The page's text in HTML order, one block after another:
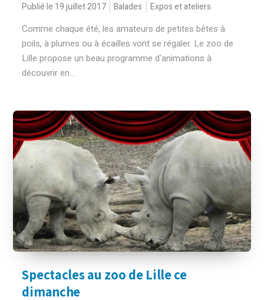
Publié le 19 juillet 2017 Balades Expos et ateliers
Comme chaque été, les amateurs de petites bêtes à
poils, à plumes ou à écailles vont se régaler. Le zoo de
Lille propose un beau programme d'animations à
découvrir en...
Spectacles au zoo de Lille ce
dimanche